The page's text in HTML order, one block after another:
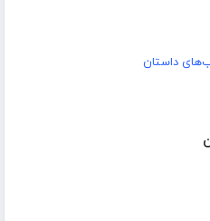
داستان